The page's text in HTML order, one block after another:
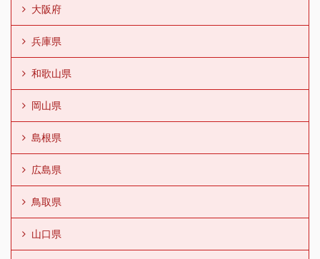
大阪府
兵庫県
和歌山県
岡山県
島根県
広島県
鳥取県
山口県